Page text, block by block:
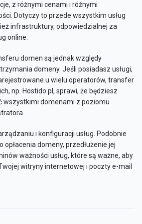
z różnymi cenami i różnymi
Dotyczy to przede wszystkim usług
infrastruktury, odpowiedzialnej za
online.
domen są jednak względy
domeny. Jeśli posiadasz usługi,
u wielu operatorów, transfer
np. Hostido.pl, sprawi, że będziesz
wszystkimi domenami z poziomu
i konfiguracji usług. Podobnie
opłacenia domeny, przedłużenie jej
ważności usług, które są ważne, aby
witryny internetowej i poczty e-mail